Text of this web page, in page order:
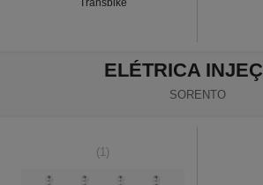
Transbike
ELÉTRICA
SORENTO
(1)